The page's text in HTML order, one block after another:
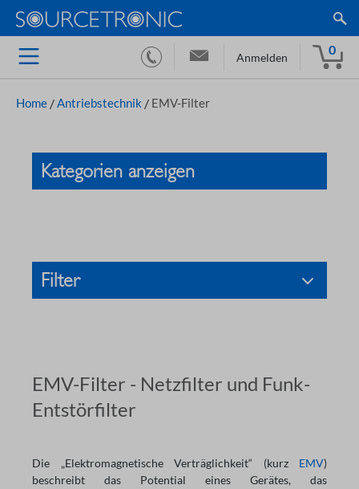
Anmelden
0
Home /Antriebstechnik / EMV-Filter
Kategorien anzeigen
Filter
EMV-Filter - Netzfilter und Funk-
Entstörfilter
Die „Elektromagnetische Verträglichkeit“ (kurz EMV)
beschreibt das Potential eines Gerätes, das